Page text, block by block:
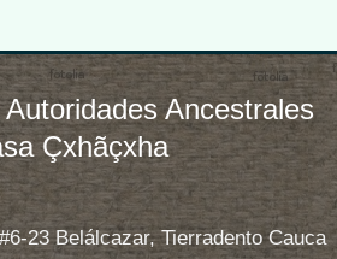
Ancestrales
Çxhãçxha
23 Belálcazar, Tierradento Cauca